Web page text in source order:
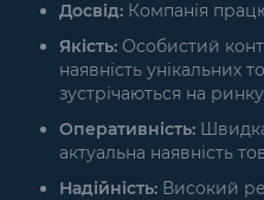
Досвід: Компанія
Якість: Особистий
наявність унікальних
зустрічаються на
Оперативність:
актуальна наявність
Надійність: Високий